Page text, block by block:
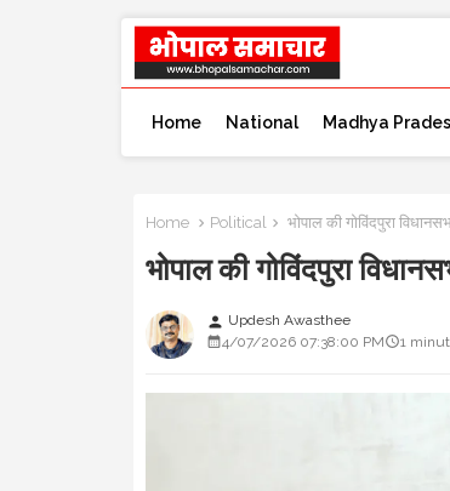
Home National Madhya
Home Political भोपाल की गोविंदपुरा
भोपाल की गोविंदपुरा
person Updesh Awasthee
4/07/2026 07:38:00 PM
1